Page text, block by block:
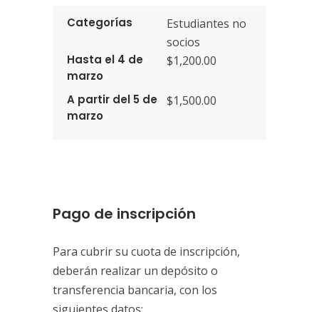
Categorías
Estudiantes no
socios
Hasta el 4 de
marzo
$1,200.00
A partir del 5 de
marzo
$1,500.00
Pago de inscripción
Para cubrir su cuota de inscripción,
deberán realizar un depósito o
transferencia bancaria, con los